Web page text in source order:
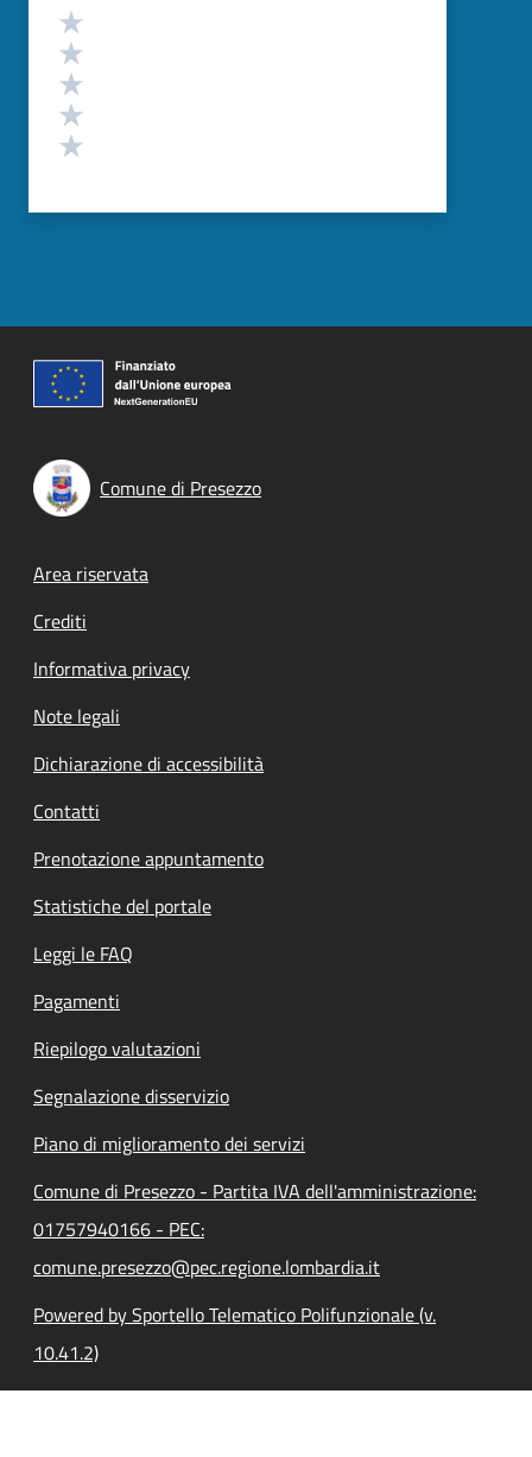
Valutazione
Comune di Presezzo
Footer menu
Area riservata
Crediti
Informativa privacy
Note legali
Dichiarazione di accessibilità
Contatti
Prenotazione appuntamento
Statistiche del portale
Leggi le FAQ
Pagamenti
Riepilogo valutazioni
Segnalazione disservizio
Piano di miglioramento dei servizi
Comune di Presezzo - Partita IVA dell'amministrazione:
01757940166 - PEC:
comune.presezzo@pec.regione.lombardia.it
Powered by Sportello Telematico Polifunzionale (v.
10.41.2)